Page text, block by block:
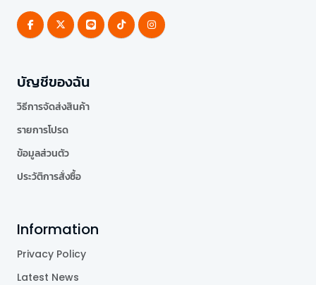
บัญชีของฉัน
วิธีการจัดส่งสินค้า
รายการโปรด
ข้อมูลส่วนตัว
ประวัติการสั่งซื้อ
Information
Privacy Policy
Latest News